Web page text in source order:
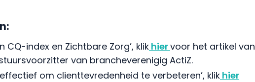
CQ-index en Zichtbare Zorg’, klikhiervoor het artikel van
van brancheverenigig ActiZ.
om clienttevredenheid te verbeteren’, klik hier